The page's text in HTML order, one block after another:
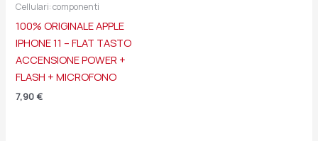
Cellulari: componenti
100% ORIGINALE APPLE
IPHONE 11 – FLAT TASTO
ACCENSIONE POWER +
FLASH + MICROFONO
7,90 €